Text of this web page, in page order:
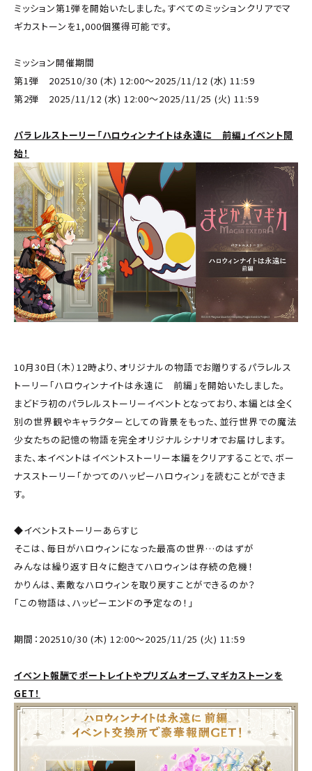
ミッション第1弾を開始いたしました。すべてのミッションクリアでマ
ギカストーンを1,000個獲得可能です。
ミッション開催期間
第1弾 202510/30 (木) 12:00～2025/11/12 (水) 11:59
第2弾 2025/11/12 (水) 12:00～2025/11/25 (火) 11:59
パラレルストーリー「ハロウィンナイトは永遠に 前編」イベント開
始！
10月30日（木）12時より、オリジナルの物語でお贈りするパラレルス
トーリー「ハロウィンナイトは永遠に 前編」を開始いたしました。
まどドラ初のパラレルストーリーイベントとなっており、本編とは全く
別の世界観やキャラクターとしての背景をもった、並行世界での魔法
少女たちの記憶の物語を完全オリジナルシナリオでお届けします。
また、本イベントはイベントストーリー本編をクリアすることで、ボー
ナスストーリー「かつてのハッピーハロウィン」を読むことができま
す。
◆イベントストーリーあらすじ
そこは、毎日がハロウィンになった最高の世界…のはずが
みんなは繰り返す日々に飽きてハロウィンは存続の危機！
かりんは、素敵なハロウィンを取り戻すことができるのか？
「この物語は、ハッピーエンドの予定なの！」
期間：202510/30 (木) 12:00～2025/11/25 (火) 11:59
イベント報酬でポートレイトやプリズムオーブ、マギカストーンを
GET！